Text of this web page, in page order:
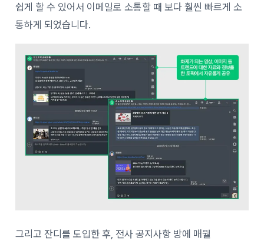
쉽게 할 수 있어서 이메일로 소통할 때 보다 훨씬 빠르게 소
통하게 되었습니다.
그리고 잔디를 도입한 후, 전사 공지사항 방에 매월